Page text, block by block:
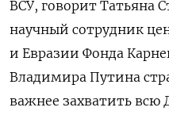
ВСУ, говорит Татьяна
научный сотрудник
и Евразии Фонда
Владимира Путина
важнее захватить всю